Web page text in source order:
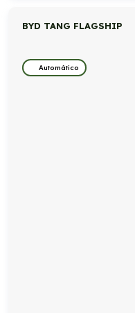
BYD TANG FLAGSHIP
Automático